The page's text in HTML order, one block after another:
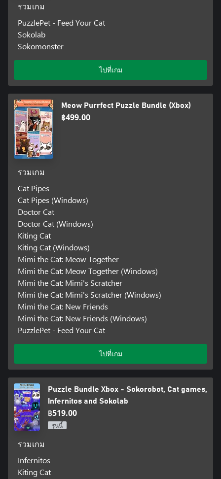
รวมเกม
PuzzlePet - Feed Your Cat
Sokolab
Sokomonster
ไปที่เกม
Meow Purrfect Puzzle Bundle (Xbox)
฿499.00
รวมเกม
Cat Pipes
Cat Pipes (Windows)
Doctor Cat
Doctor Cat (Windows)
Kiting Cat
Kiting Cat (Windows)
Mimi the Cat: Meow Together
Mimi the Cat: Meow Together (Windows)
Mimi the Cat: Mimi's Scratcher
Mimi the Cat: Mimi's Scratcher (Windows)
Mimi the Cat: New Friends
Mimi the Cat: New Friends (Windows)
PuzzlePet - Feed Your Cat
ไปที่เกม
Puzzle Bundle Xbox - Sokorobot, Cat games,
Infernitos and Sokolab
฿519.00
รุ่นนี้
รวมเกม
Infernitos
Kiting Cat